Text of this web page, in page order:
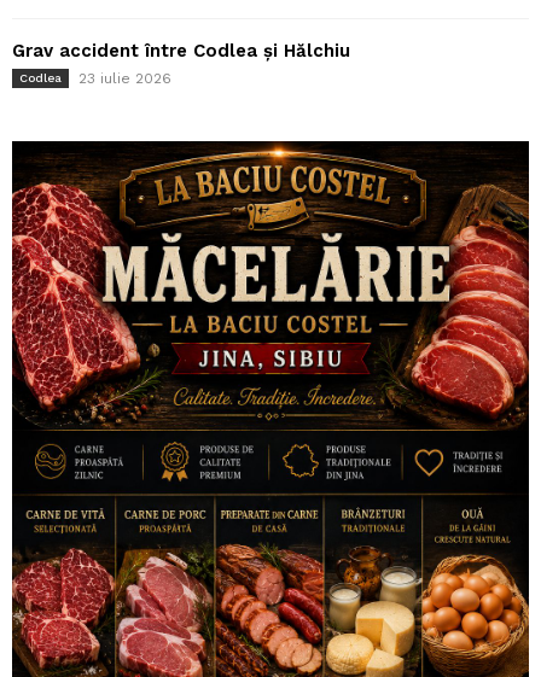
Grav accident între Codlea și Hălchiu
Codlea 23 iulie 2026